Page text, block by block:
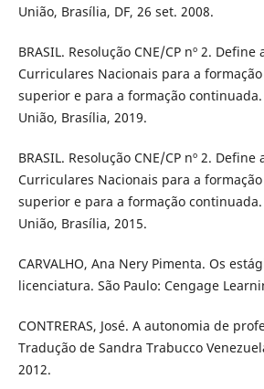
União, Brasília, DF, 26 set. 2008.
BRASIL. Resolução CNE/CP nº 2.
Curriculares Nacionais para a
superior e para a formação
União, Brasília, 2019.
BRASIL. Resolução CNE/CP nº 2.
Curriculares Nacionais para a
superior e para a formação
União, Brasília, 2015.
CARVALHO, Ana Nery Pimenta. Os
licenciatura. São Paulo: Cengage
CONTRERAS, José. A autonomia de
Tradução de Sandra Trabucco
2012.